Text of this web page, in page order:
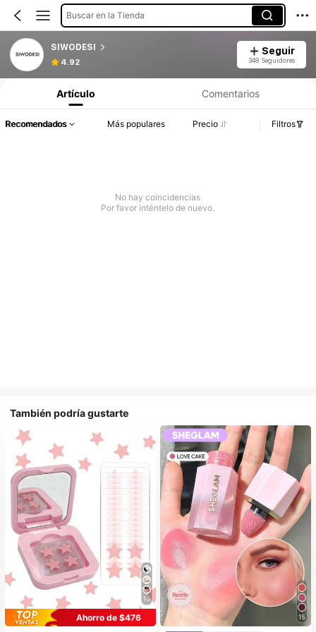
Buscar en la Tienda
SIWODESI
4.92
Seguir
348 Seguidores
Artículo Comentarios
Recomendados Más populares Precio Filtros
No hay coincidencias
Por favor inténtelo de nuevo.
También podría gustarte
10
Ahorro de $476
15